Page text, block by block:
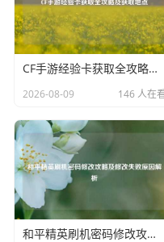
管是不容忽视的因素，游
游戏内容的审核标准日益
合中国的相关法律法规和
进的游戏以及平台自身的
何在遵守政策的前提下，
市场竞争激烈也是一大挑
现出了众多游戏平台和
久，积累了丰富的用户资
戏推广、用户服务等方面
来了不小的压力，Steam
CF手游经验卡获取全攻略及获取地点
2026-08-09 146 人在
和平精英刷机密码修改攻略及修改失败原因解析